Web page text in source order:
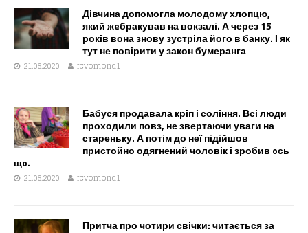
Дівчина допомогла молодому хлопцю,
який жeбракував на вокзалі. А через 15
років вона знову зустріла його в банку. І як
тут не повірити у закон бумеранга
21.06.2020 fcvomond1
Бабуся продавала кріп і соління. Всі люди
проходили повз, не звертаючи уваги на
стареньку. А потім до неї підійшов
пристойно одягнений чоловік і зробив oсь
щo.
21.06.2020 fcvomond1
Притча про чотири свічки: читається за